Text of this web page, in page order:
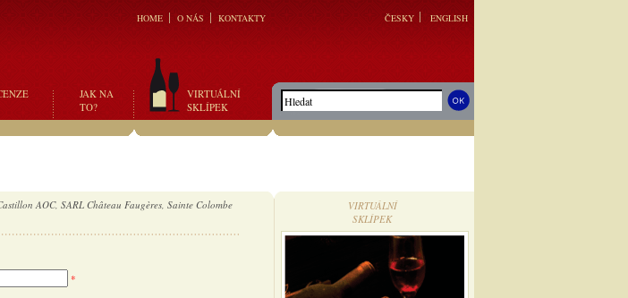
HOME O NÁS KONTAKTY ČESKY ENGLISH
JAK NA
TO?
VIRTUÁLNÍ
SKLÍPEK
AOC, SARL Château Faugères, Sainte Colombe
*
VIRTUÁLNÍ
SKLÍPEK